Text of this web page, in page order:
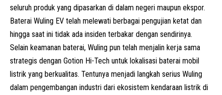
seluruh produk yang dipasarkan di dalam negeri maupun ekspor.
Baterai Wuling EV telah melewati berbagai pengujian ketat dan
hingga saat ini tidak ada insiden terbakar dengan sendirinya.
Selain keamanan baterai, Wuling pun telah menjalin kerja sama
strategis dengan Gotion Hi-Tech untuk lokalisasi baterai mobil
listrik yang berkualitas. Tentunya menjadi langkah serius Wuling
dalam pengembangan industri dari ekosistem kendaraan listrik di